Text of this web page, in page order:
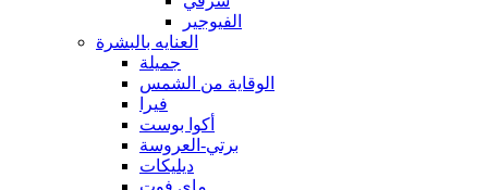
الفيوجير
العنايه بالبشرة
جميلة
الوقاية من الشمس
فيرا
أكوا بوست
برتي-العروسة
ديليكات
ماي فوت